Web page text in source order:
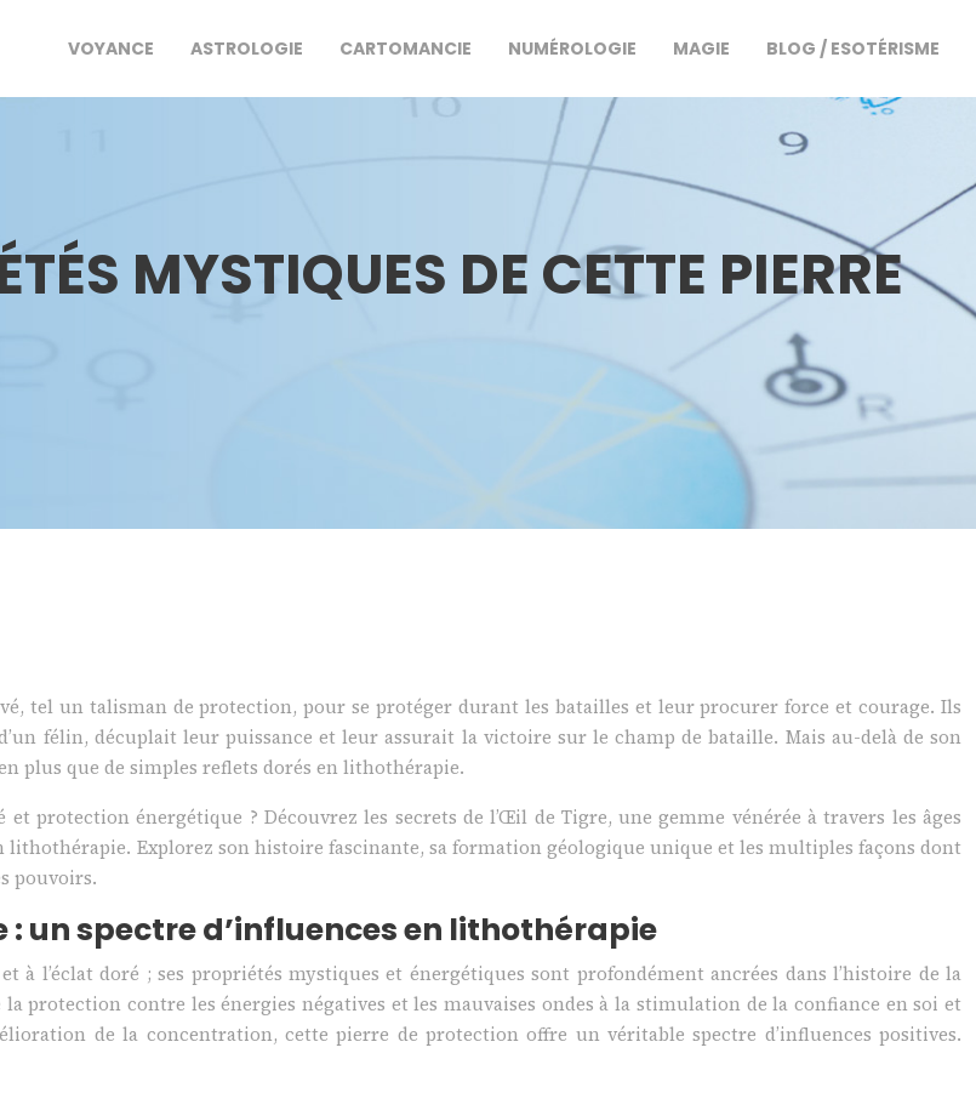
VOYANCE ASTROLOGIE CARTOMANCIE NUMÉROLOGIE MAGIE BLOG / ESOTÉRISME
MYSTIQUES DE CETTE PIERRE
tel un talisman de protection, pour se protéger durant les batailles et leur procurer force et courage. Ils
félin, décuplait leur puissance et leur assurait la victoire sur le champ de bataille. Mais au-delà de son
plus que de simples reflets dorés en lithothérapie.
protection énergétique ? Découvrez les secrets de l’Œil de Tigre, une gemme vénérée à travers les âges
lithothérapie. Explorez son histoire fascinante, sa formation géologique unique et les multiples façons dont
pouvoirs.
un spectre d’influences en lithothérapie
à l’éclat doré ; ses propriétés mystiques et énergétiques sont profondément ancrées dans l’histoire de la
protection contre les énergies négatives et les mauvaises ondes à la stimulation de la confiance en soi et
de la concentration, cette pierre de protection offre un véritable spectre d’influences positives.